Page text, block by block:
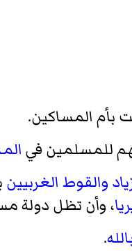
بأم المساكين.
للمسلمين في
والقوط الغربيين
، وأن تظل دولة
.